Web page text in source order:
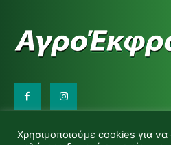
d.makas@yahoo.gr
Χρησιμοποιούμε cookies για